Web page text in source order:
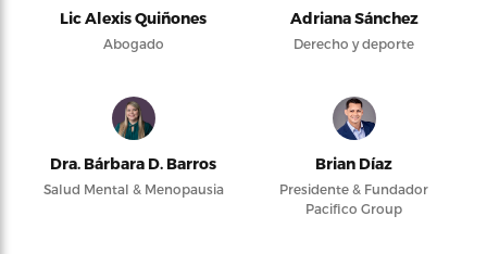
Lic Alexis Quiñones
Abogado
Adriana Sánchez
Derecho y deporte
Dra. Bárbara D. Barros
Salud Mental & Menopausia
Brian Díaz
Presidente & Fundador
Pacifico Group